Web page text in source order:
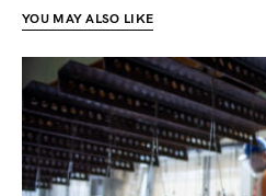
YOU MAY ALSO LIKE